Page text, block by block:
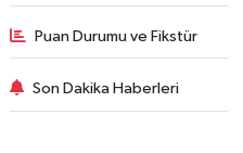
Puan Durumu ve Fikstür
Son Dakika Haberleri